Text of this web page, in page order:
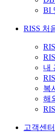
BI
RISS 처
내
복
해
고객센터